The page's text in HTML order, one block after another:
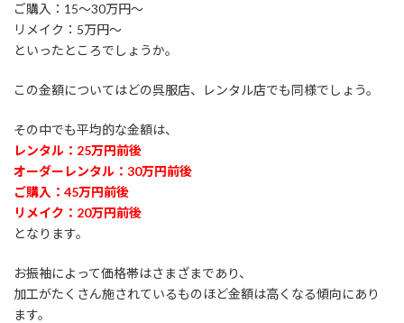
ご購入：15～30万円～
リメイク：5万円～
といったところでしょうか。
この金額についてはどの呉服店、レンタル店でも同様でしょう。
その中でも平均的な金額は、
レンタル：25万円前後
オーダーレンタル：30万円前後
ご購入：45万円前後
リメイク：20万円前後
となります。
お振袖によって価格帯はさまざまであり、
加工がたくさん施されているものほど金額は高くなる傾向にあり
ます。